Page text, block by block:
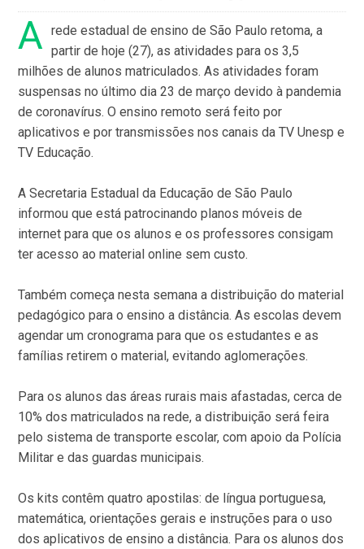
A
rede estadual de ensino de São Paulo retoma, a
partir de hoje (27), as atividades para os 3,5
milhões de alunos matriculados. As atividades foram
suspensas no último dia 23 de março devido à pandemia
de coronavírus. O ensino remoto será feito por
aplicativos e por transmissões nos canais da TV Unesp e
TV Educação.
A Secretaria Estadual da Educação de São Paulo
informou que está patrocinando planos móveis de
internet para que os alunos e os professores consigam
ter acesso ao material online sem custo.
Também começa nesta semana a distribuição do material
pedagógico para o ensino a distância. As escolas devem
agendar um cronograma para que os estudantes e as
famílias retirem o material, evitando aglomerações.
Para os alunos das áreas rurais mais afastadas, cerca de
10% dos matriculados na rede, a distribuição será feira
pelo sistema de transporte escolar, com apoio da Polícia
Militar e das guardas municipais.
Os kits contêm quatro apostilas: de língua portuguesa,
matemática, orientações gerais e instruções para o uso
dos aplicativos de ensino a distância. Para os alunos dos